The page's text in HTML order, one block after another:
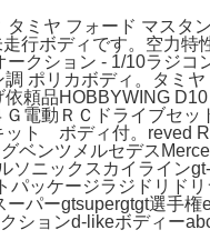
ミヤ フォード マス
行ボディです。空力
クション - 1/10ラジ
ポリカボディ。タミ
頼品HOBBYWING
電動ＲＣドライブセ
ト ボディ付。reved
ンツメルセデス
ニックスカイライン
ッケージラジドリド
パーgtsupergtgt選手
ョンd-likeボディー